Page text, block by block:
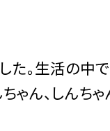
た。生活の中
ん、しんちゃ